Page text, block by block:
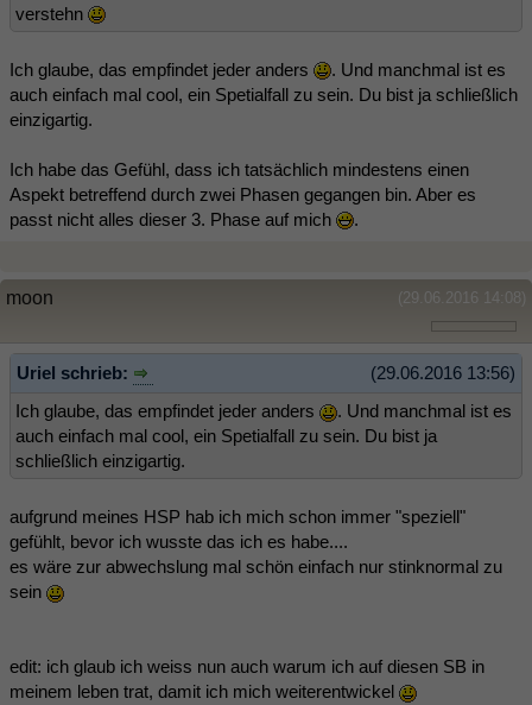
verstehn
Ich glaube, das empfindet jeder anders
. Und manchmal ist es
auch einfach mal cool, ein Spetialfall zu sein. Du bist ja schließlich
einzigartig.
Ich habe das Gefühl, dass ich tatsächlich mindestens einen
Aspekt betreffend durch zwei Phasen gegangen bin. Aber es
passt nicht alles dieser 3. Phase auf mich
.
(29.06.2016 14:08)
moon
(29.06.2016 13:56)
Uriel schrieb:
Ich glaube, das empfindet jeder anders
. Und manchmal ist es
auch einfach mal cool, ein Spetialfall zu sein. Du bist ja
schließlich einzigartig.
aufgrund meines HSP hab ich mich schon immer "speziell"
gefühlt, bevor ich wusste das ich es habe....
es wäre zur abwechslung mal schön einfach nur stinknormal zu
sein
edit: ich glaub ich weiss nun auch warum ich auf diesen SB in
meinem leben trat, damit ich mich weiterentwickel